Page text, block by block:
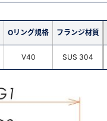
Oリング規格 フランジ材質
V40 SUS 304